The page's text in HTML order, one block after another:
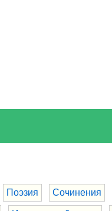
Поэзия Сочинения